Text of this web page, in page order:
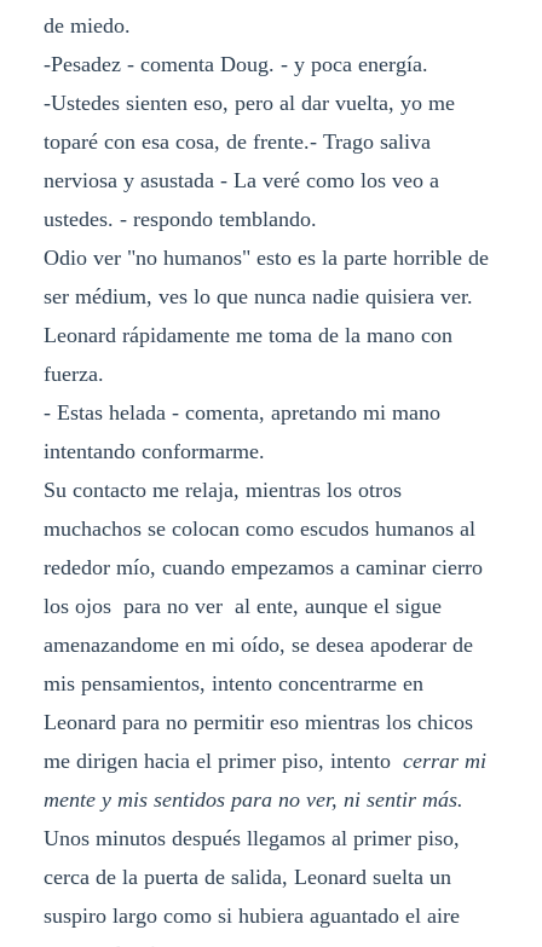
de miedo.
-Pesadez - comenta Doug. - y poca energía.
-Ustedes sienten eso, pero al dar vuelta, yo me
toparé con esa cosa, de frente.- Trago saliva
nerviosa y asustada - La veré como los veo a
ustedes. - respondo temblando.
Odio ver "no humanos" esto es la parte horrible de
ser médium, ves lo que nunca nadie quisiera ver.
Leonard rápidamente me toma de la mano con
fuerza.
- Estas helada - comenta, apretando mi mano
intentando conformarme.
Su contacto me relaja, mientras los otros
muchachos se colocan como escudos humanos al
rededor mío, cuando empezamos a caminar cierro
los ojos para no ver al ente, aunque el sigue
amenazandome en mi oído, se desea apoderar de
mis pensamientos, intento concentrarme en
Leonard para no permitir eso mientras los chicos
me dirigen hacia el primer piso, intento cerrar mi
mente y mis sentidos para no ver, ni sentir más.
Unos minutos después llegamos al primer piso,
cerca de la puerta de salida, Leonard suelta un
suspiro largo como si hubiera aguantado el aire